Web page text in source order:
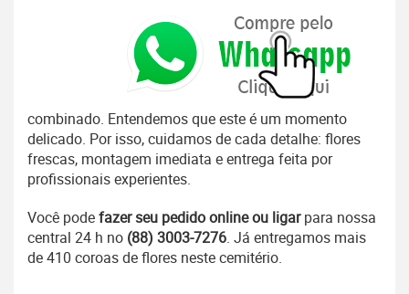
combinado. Entendemos que este é um momento
delicado. Por isso, cuidamos de cada detalhe: flores
frescas, montagem imediata e entrega feita por
profissionais experientes.
Você podefazer seu pedido online ou ligarpara nossa
central 24 h no (88) 3003-7276. Já entregamos mais
de 410 coroas de flores neste cemitério.